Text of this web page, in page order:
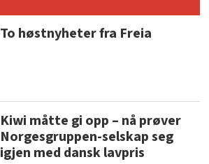
To høstnyheter fra Freia
Kiwi måtte gi opp – nå prøver
Norgesgruppen-selskap seg
igjen med dansk lavpris